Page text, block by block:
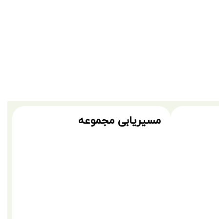
مسیریابی مجموعه